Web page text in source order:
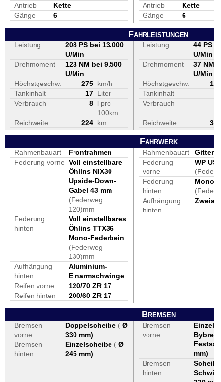
Antrieb
Kette
Gänge
6
Antrieb
Kette
Gänge
6
Fahrleistungen
Leistung
208 PS bei 13.000
U/Min
Drehmoment
123 NM bei 9.500
U/Min
Höchstgeschw.
275 km/h
Tankinhalt
17 Liter
Verbrauch
8 l pro
100km
Reichweite
224 km
Leistung
44 PS
U/Min
Drehmoment
37 NM
U/Min
Höchstgeschw.
172
Tankinhalt
Verbrauch
Reichweite 395
Fahrwerk
Rahmenbauart
Frontrahmen
Federung vorne Voll einstellbare
Öhlins NIX30
Upside-Down-
Gabel 43 mm
(Federweg
120)mm
Federung
hinten
Voll einstellbares
Öhlins TTX36
Mono-Federbein
(Federweg
130)mm
Aufhängung
hinten
Aluminium-
Einarmschwinge
Reifen vorne
120/70 ZR 17
Reifen hinten
200/60 ZR 17
Rahmenbauart
Federung
vorne
WP
Federung
hinten
Aufhängung
hinten
Bremsen
Bremsen
vorne
Doppelscheibe ( Ø
330 mm)
Bremsen
hinten
Einzelscheibe ( Ø
245 mm)
Bremsen
vorne
Bybre
mm)
Bremsen
hinten